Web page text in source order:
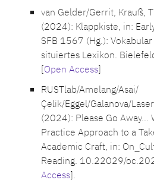
van Gelder/Gerrit, Krauß,
(2024): Klappkiste, in:
SFB 1567 (Hg.):
situiertes Lexikon.
[Open Access]
RUSTlab/Amelang/Asai/
Çelik/Eggel/Galanova/
(2024): Please Go Away…
Practice Approach to a
Academic Craft, in:
Reading. 10.22029/
Access].